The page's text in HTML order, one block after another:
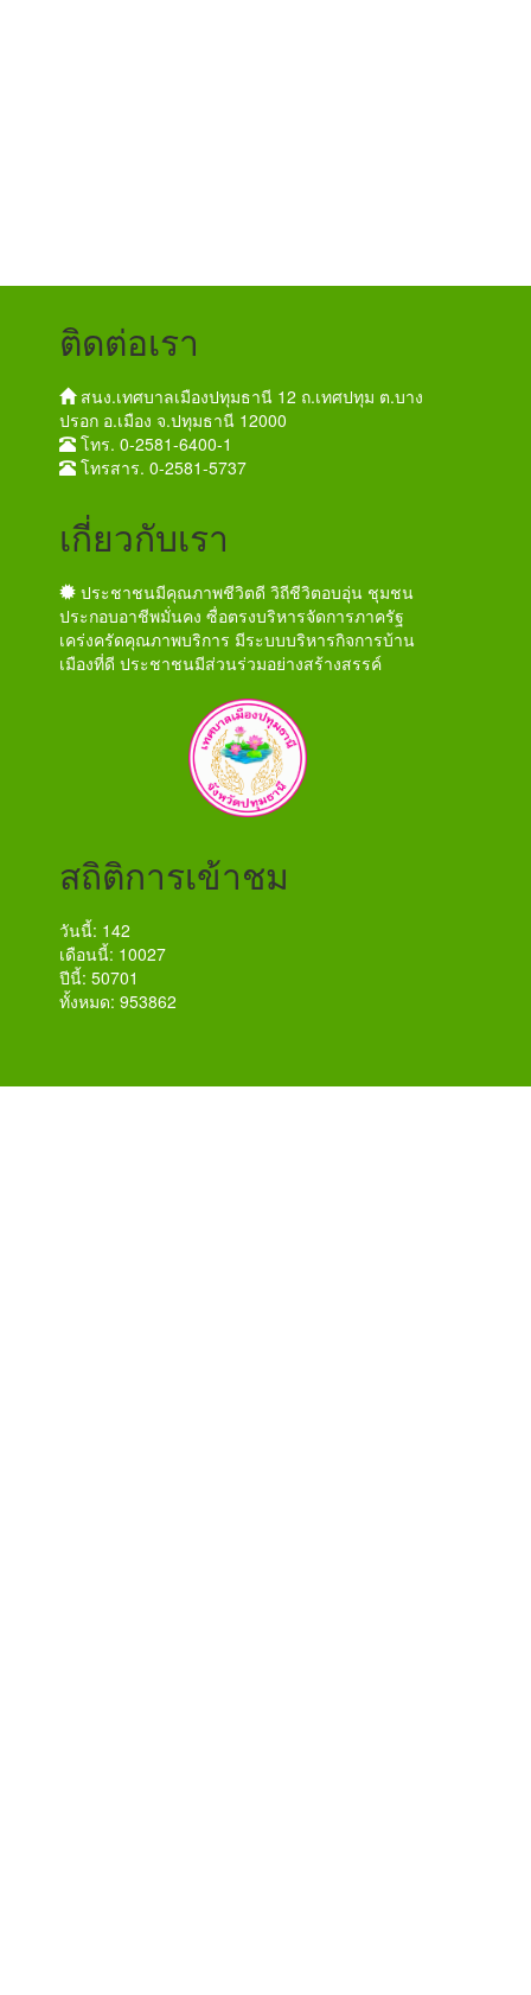
ติดต่อเรา
สนง.เทศบาลเมืองปทุมธานี 12 ถ.เทศปทุม ต.บาง
ปรอก อ.เมือง จ.ปทุมธานี 12000
โทร. 0-2581-6400-1
โทรสาร. 0-2581-5737
เกี่ยวกับเรา
ประชาชนมีคุณภาพชีวิตดี วิถีชีวิตอบอุ่น ชุมชน
ประกอบอาชีพมั่นคง ซื่อตรงบริหารจัดการภาครัฐ
เคร่งครัดคุณภาพบริการ มีระบบบริหารกิจการบ้าน
เมืองที่ดี ประชาชนมีส่วนร่วมอย่างสร้างสรรค์
สถิติการเข้าชม
วันนี้: 142
เดือนนี้: 10027
ปีนี้: 50701
ทั้งหมด: 953862